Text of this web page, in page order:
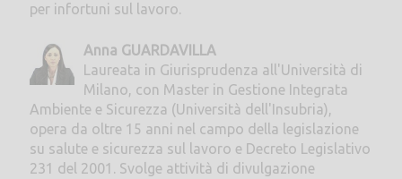
per infortuni sul lavoro.
Anna GUARDAVILLA
Laureata in Giurisprudenza all'Università di
Milano, con Master in Gestione Integrata
Ambiente e Sicurezza (Università dell'Insubria),
opera da oltre 15 anni nel campo della legislazione
su salute e sicurezza sul lavoro e Decreto Legislativo
231 del 2001. Svolge attività di divulgazione